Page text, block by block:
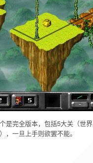
是完全版本，包括5大关（世
，一旦上手则欲罢不能。